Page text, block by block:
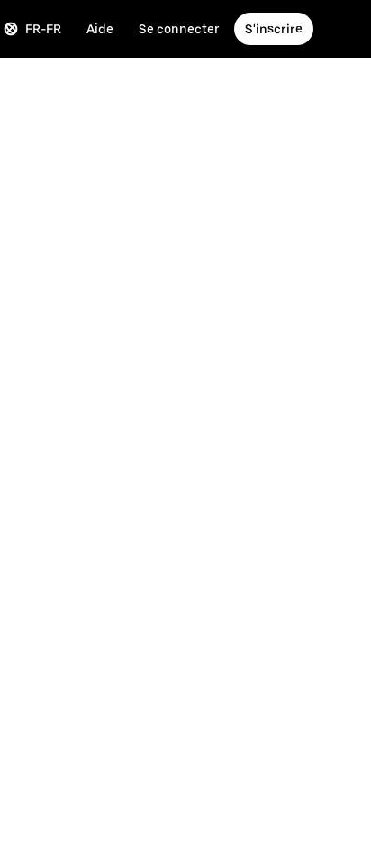
FR-FR Aide Se connecter S'inscrire